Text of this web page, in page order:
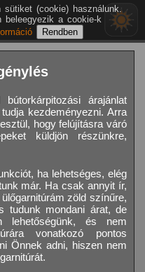
árajánlat
kezdeményezni. Arra
hogy felújításra váró
küldjön részünkre,
ha lehetséges, elég
már. Ha csak annyit ír,
zöld színűre,
tudunk mondani árat, de
lehetőségünk, és nem
vonatkozó pontos
Önnek adni, hiszen nem
sütiket (cookie) használunk.
beleegyezik a cookie-k